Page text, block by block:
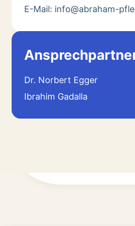
E-Mail: info@abraham-
Dr. Norbert Egger
Ibrahim Gadalla